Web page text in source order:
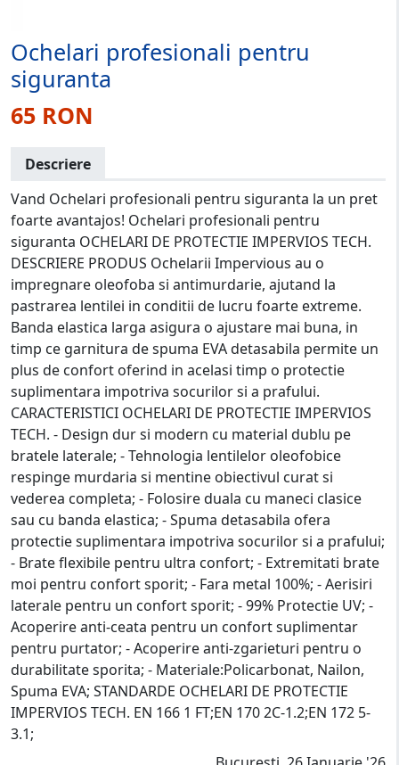
Ochelari profesionali pentru
siguranta
65 RON
Descriere
Vand Ochelari profesionali pentru siguranta la un pret
foarte avantajos! Ochelari profesionali pentru
siguranta OCHELARI DE PROTECTIE IMPERVIOS TECH.
DESCRIERE PRODUS Ochelarii Impervious au o
impregnare oleofoba si antimurdarie, ajutand la
pastrarea lentilei in conditii de lucru foarte extreme.
Banda elastica larga asigura o ajustare mai buna, in
timp ce garnitura de spuma EVA detasabila permite un
plus de confort oferind in acelasi timp o protectie
suplimentara impotriva socurilor si a prafului.
CARACTERISTICI OCHELARI DE PROTECTIE IMPERVIOS
TECH. - Design dur si modern cu material dublu pe
bratele laterale; - Tehnologia lentilelor oleofobice
respinge murdaria si mentine obiectivul curat si
vederea completa; - Folosire duala cu maneci clasice
sau cu banda elastica; - Spuma detasabila ofera
protectie suplimentara impotriva socurilor si a prafului;
- Brate flexibile pentru ultra confort; - Extremitati brate
moi pentru confort sporit; - Fara metal 100%; - Aerisiri
laterale pentru un confort sporit; - 99% Protectie UV; -
Acoperire anti-ceata pentru un confort suplimentar
pentru purtator; - Acoperire anti-zgarieturi pentru o
durabilitate sporita; - Materiale:Policarbonat, Nailon,
Spuma EVA; STANDARDE OCHELARI DE PROTECTIE
IMPERVIOS TECH. EN 166 1 FT;EN 170 2C-1.2;EN 172 5-
3.1;